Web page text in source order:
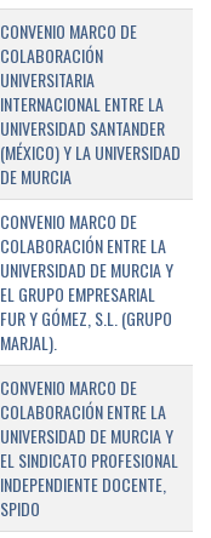
CONVENIO MARCO DE
COLABORACIÓN
UNIVERSITARIA
INTERNACIONAL ENTRE LA
UNIVERSIDAD SANTANDER
(MÉXICO) Y LA UNIVERSIDAD
DE MURCIA
CONVENIO MARCO DE
COLABORACIÓN ENTRE LA
UNIVERSIDAD DE MURCIA Y
EL GRUPO EMPRESARIAL
FUR Y GÓMEZ, S.L. (GRUPO
MARJAL).
CONVENIO MARCO DE
COLABORACIÓN ENTRE LA
UNIVERSIDAD DE MURCIA Y
EL SINDICATO PROFESIONAL
INDEPENDIENTE DOCENTE,
SPIDO